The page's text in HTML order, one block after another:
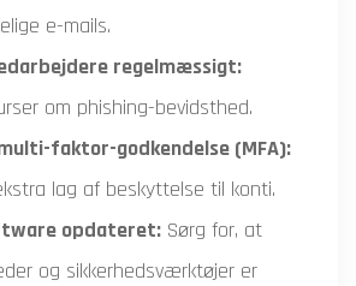
e-mails.
regelmæssigt:
om phishing-bevidsthed.
faktor-godkendelse (MFA):
lag af beskyttelse til konti.
opdateret: Sørg for, at
og sikkerhedsværktøjer er